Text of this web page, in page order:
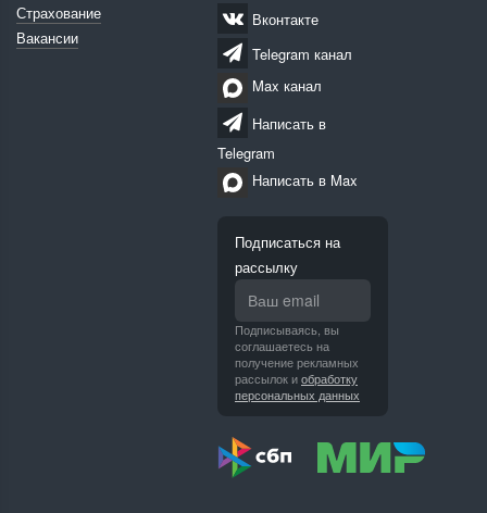
Страхование
Вакансии
Вконтакте
Telegram канал
Max канал
Написать в
Telegram
Написать в Max
Подписаться на
рассылку
Подписываясь, вы
соглашаетесь на
получение рекламных
рассылок иобработку
персональных данных